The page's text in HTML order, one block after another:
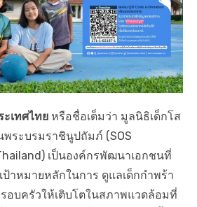
เทศไทย หรือชื่อเต็มว่า มูลนิธิเด็กโส
พระบรมราชินูปถัมภ์ (SOS
เป็นองค์กรพัฒนาเอกชนที่
ป้าหมายหลักในการ ดูแลเด็กกำพร้า
อบครัวให้เติบโตในสภาพแวดล้อมที่